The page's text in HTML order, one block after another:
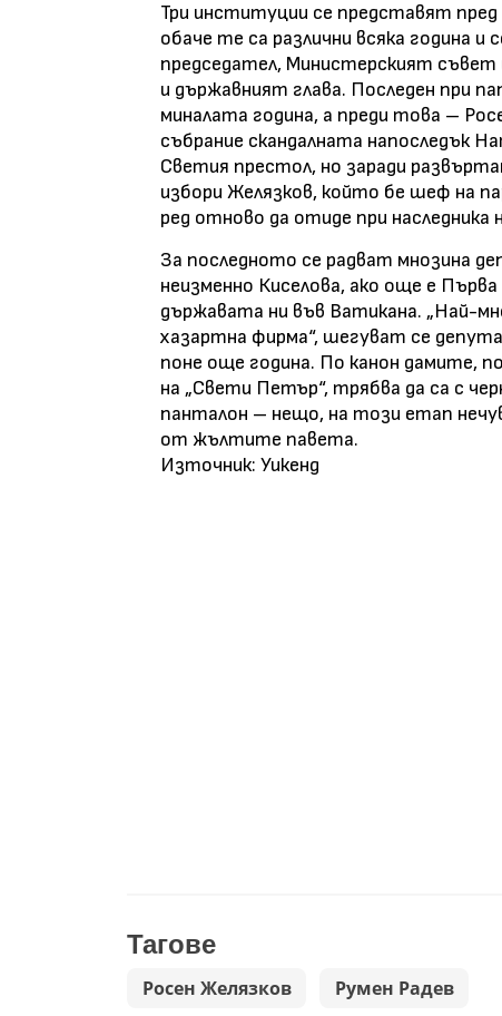
Три институции се представят
обаче те са различни всяка година
председател, Министерският
и държавният глава. Последен при
миналата година, а преди това –
събрание скандалната напоследък
Светия престол, но заради
избори Желязков, който бе шеф на
ред отново да отиде при наследника
За последното се радват мнозина
неизменно Киселова, ако още е
държавата ни във Ватикана. „Най-
хазартна фирма“, шегуват се
поне още година. По канон дамите,
на „Свети Петър“, трябва да са с
панталон – нещо, на този етап
от жълтите павета.
Източник: Уикенд
Тагове
Росен Желязков Румен Радев